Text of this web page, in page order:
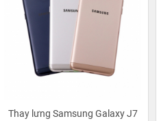
Thay lưng Samsung Galaxy J7